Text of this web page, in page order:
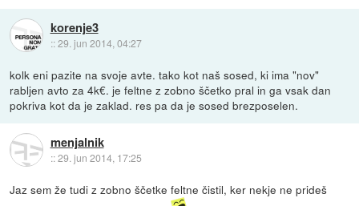
korenje3
::29. jun 2014, 04:27
kolk eni pazite na svoje avte. tako kot naš sosed, ki ima "nov"
rabljen avto za 4k€. je feltne z zobno ščetko pral in ga vsak dan
pokriva kot da je zaklad. res pa da je sosed brezposelen.
menjalnik
::29. jun 2014, 17:25
Jaz sem že tudi z zobno ščetke feltne čistil, ker nekje ne prideš